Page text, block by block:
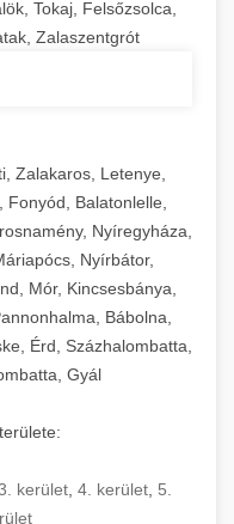
Tokaj, Felsőzsolca,
Zalaszentgrót
Zalakaros, Letenye,
Balatonlelle,
Nyíregyháza,
Nyírbátor,
Mór, Kincsesbánya,
Bábolna,
Érd, Százhalombatta,
Gyál
kerület 4. kerület 5.